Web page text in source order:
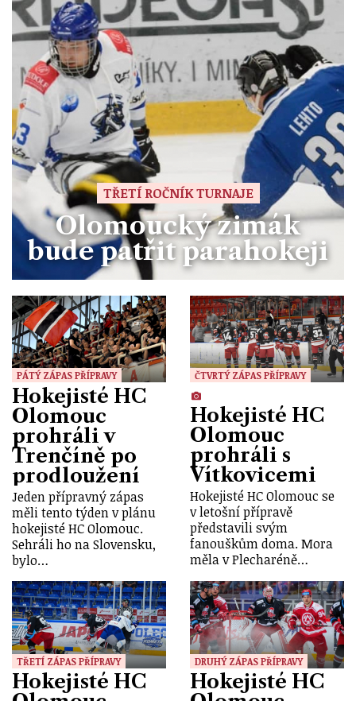
TŘETÍ ROČNÍK TURNAJE
Olomoucký zimák
bude patřit parahokeji
PÁTÝ ZÁPAS PŘÍPRAVY
Hokejisté HC
Olomouc
prohráli v
Trenčíně po
prodloužení
Jeden přípravný zápas
měli tento týden v plánu
hokejisté HC Olomouc.
Sehráli ho na Slovensku,
bylo…
ČTVRTÝ ZÁPAS PŘÍPRAVY
Hokejisté HC
Olomouc
prohráli s
Vítkovicemi
Hokejisté HC Olomouc se
v letošní přípravě
představili svým
fanouškům doma. Mora
měla v Plecharéně…
TŘETÍ ZÁPAS PŘÍPRAVY
Hokejisté HC
DRUHÝ ZÁPAS PŘÍPRAVY
Hokejisté HC